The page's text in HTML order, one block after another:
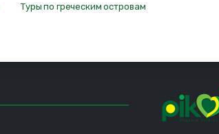
Туры по греческим островам